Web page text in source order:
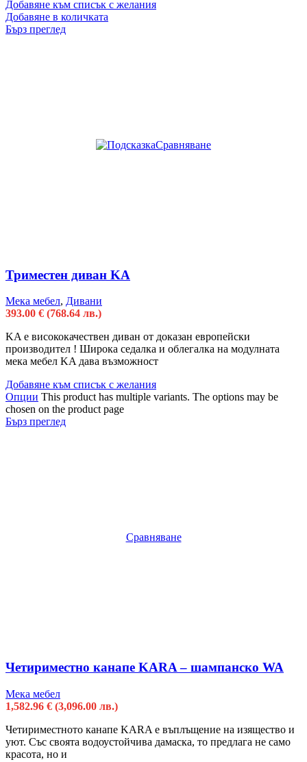
Добавяне към списък с желания
Добавяне в количката
Бърз преглед
Сравняване
Триместен диван KA
Мека мебел, Дивани
393.00 € (768.64 лв.)
KA e висококачествен диван от доказан европейски
производител ! Широка седалка и облегалка на модулната
мека мебел KA дава възможност
Добавяне към списък с желания
Опции This product has multiple variants. The options may be
chosen on the product page
Бърз преглед
Сравняване
Четириместно канапе KARA – шампанско WA
Мека мебел
1,582.96 € (3,096.00 лв.)
Четириместното канапе KARA е въплъщение на изящество и
уют. Със своята водоустойчива дамаска, то предлага не само
красота, но и